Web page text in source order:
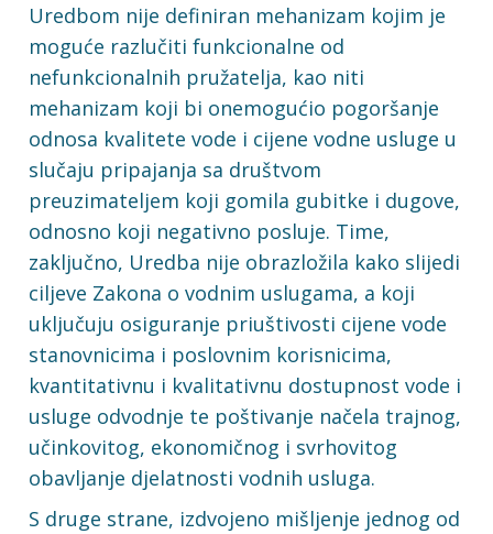
Uredbom nije definiran mehanizam kojim je
moguće razlučiti funkcionalne od
nefunkcionalnih pružatelja, kao niti
mehanizam koji bi onemogućio pogoršanje
odnosa kvalitete vode i cijene vodne usluge u
slučaju pripajanja sa društvom
preuzimateljem koji gomila gubitke i dugove,
odnosno koji negativno posluje. Time,
zaključno, Uredba nije obrazložila kako slijedi
ciljeve Zakona o vodnim uslugama, a koji
uključuju osiguranje priuštivosti cijene vode
stanovnicima i poslovnim korisnicima,
kvantitativnu i kvalitativnu dostupnost vode i
usluge odvodnje te poštivanje načela trajnog,
učinkovitog, ekonomičnog i svrhovitog
obavljanje djelatnosti vodnih usluga.
S druge strane, izdvojeno mišljenje jednog od